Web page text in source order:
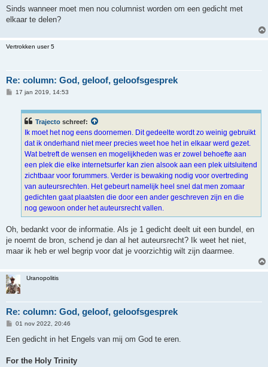
Sinds wanneer moet men nou columnist worden om een gedicht met
elkaar te delen?
Vertrokken user 5
Re: column: God, geloof, geloofsgesprek
B17 jan 2019, 14:53
Trajecto schreef:
Ik moet het nog eens doornemen. Dit gedeelte wordt zo weinig gebruikt
dat ik onderhand niet meer precies weet hoe het in elkaar werd gezet.
Wat betreft de wensen en mogelijkheden was er zowel behoefte aan
een plek die elke internetsurfer kan zien alsook aan een plek uitsluitend
zichtbaar voor forummers. Verder is bewaking nodig voor overtreding
van auteursrechten. Het gebeurt namelijk heel snel dat men zomaar
gedichten gaat plaatsten die door een ander geschreven zijn en die
nog gewoon onder het auteursrecht vallen.
Oh, bedankt voor de informatie. Als je 1 gedicht deelt uit een bundel, en
je noemt de bron, schend je dan al het auteursrecht? Ik weet het niet,
maar ik heb er wel begrip voor dat je voorzichtig wilt zijn daarmee.
Uranopolitis
Re: column: God, geloof, geloofsgesprek
B
r
h
01 nov 2022, 20:46
Een gedicht in het Engels van mij om God te eren.
For the Holy Trinity